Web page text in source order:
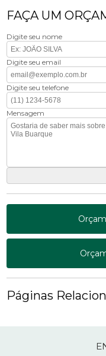
FAÇA UM
Digite seu nome
Digite seu email
Digite seu telefone
Mensagem
Páginas